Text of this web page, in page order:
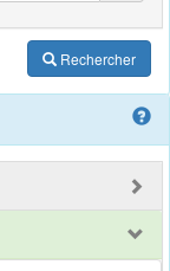
Rechercher